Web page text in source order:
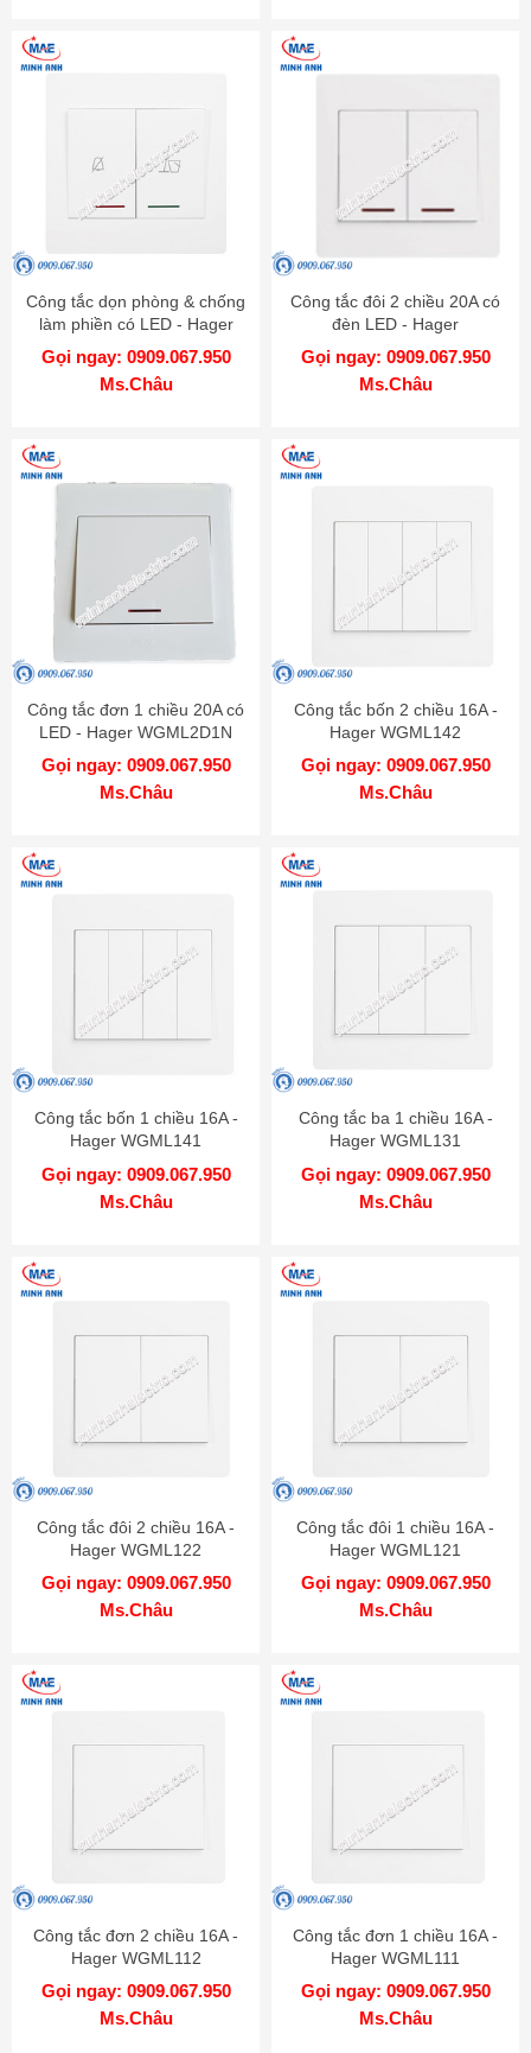
Công tắc dọn phòng & chống
làm phiền có LED - Hager
WGMHDC
Gọi ngay: 0909.067.950
Ms.Châu
Công tắc đôi 2 chiều 20A có
đèn LED - Hager
WGML2D2N
Gọi ngay: 0909.067.950
Ms.Châu
Công tắc đơn 1 chiều 20A có
LED - Hager WGML2D1N
Gọi ngay: 0909.067.950
Ms.Châu
Công tắc bốn 2 chiều 16A -
Hager WGML142
Gọi ngay: 0909.067.950
Ms.Châu
Công tắc bốn 1 chiều 16A -
Hager WGML141
Gọi ngay: 0909.067.950
Ms.Châu
Công tắc ba 1 chiều 16A -
Hager WGML131
Gọi ngay: 0909.067.950
Ms.Châu
Công tắc đôi 2 chiều 16A -
Hager WGML122
Gọi ngay: 0909.067.950
Ms.Châu
Công tắc đôi 1 chiều 16A -
Hager WGML121
Gọi ngay: 0909.067.950
Ms.Châu
Công tắc đơn 2 chiều 16A -
Hager WGML112
Gọi ngay: 0909.067.950
Ms.Châu
Công tắc đơn 1 chiều 16A -
Hager WGML111
Gọi ngay: 0909.067.950
Ms.Châu